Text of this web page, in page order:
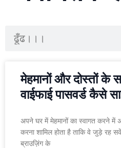
मेहमानों और दोस्तों के
वाईफाई पासवर्ड कैसे
अपने घर में मेहमानों का स्वागत करने में
करना शामिल होता है ताकि वे जुड़े रह
ब्राउज़िंग के